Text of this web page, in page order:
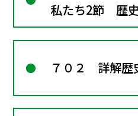
私たち2節 歴
料
７０２ 詳解歴